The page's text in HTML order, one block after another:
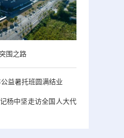
围之路
益暑托班圆满结业
杨中坚走访全国人大代